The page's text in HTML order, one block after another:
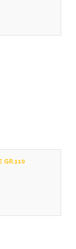
GR.110